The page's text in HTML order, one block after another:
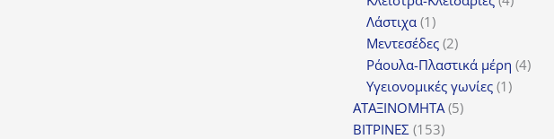
Λάστιχα 11
προϊόν
Μεντεσέδες 22
προϊόντα
Ράουλα-Πλαστικά μέρη 44
Υγειονομικές γωνίες 11
ΑΤΑΞΙΝΟΜΗΤΑ 55
ΒΙΤΡΙΝΕΣ 153153